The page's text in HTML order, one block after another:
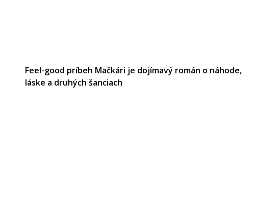
Feel-good príbeh Mačkári je dojímavý román o náhode,
láske a druhých šanciach